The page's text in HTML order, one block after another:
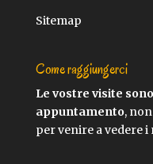
Sitemap
Come raggiungerci
Le vostre visite
appuntamento,
per venire a vedere